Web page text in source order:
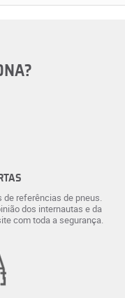
de referências de pneus.
dos internautas e da
com toda a segurança.